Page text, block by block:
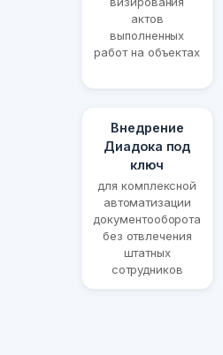
актов
выполненных
работ на объектах
Внедрение
Диадока под
ключ
для комплексной
автоматизации
документооборота
без отвлечения
штатных
сотрудников